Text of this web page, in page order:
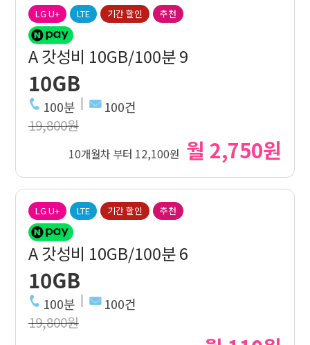
LG U+ LTE 기간 할인 추천
A 갓성비 10GB/100분 9
10GB
100분 100건
19,800원
10개월차 부터 12,100원 월 2,750원
LG U+ LTE 기간 할인 추천
A 갓성비 10GB/100분 6
10GB
100분 100건
19,800원